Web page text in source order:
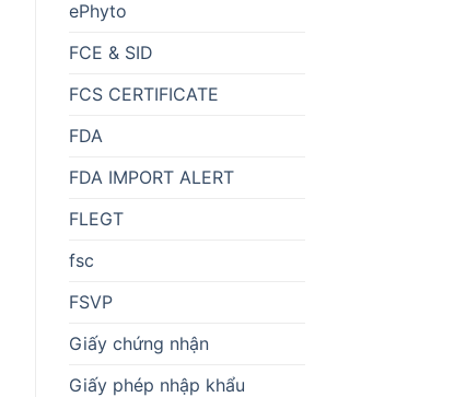
ePhyto
FCE & SID
FCS CERTIFICATE
FDA
FDA IMPORT ALERT
FLEGT
fsc
FSVP
Giấy chứng nhận
Giấy phép nhập khẩu